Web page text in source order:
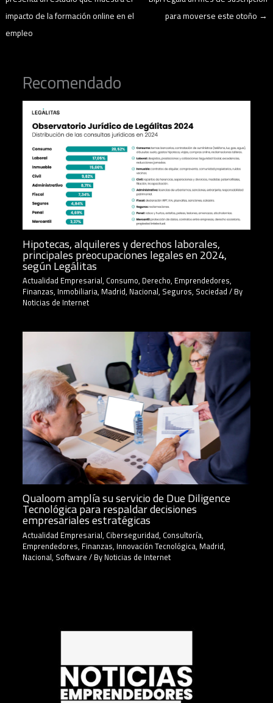
impacto de la formación online en el
empleo
para moverse este otoño →
Recomendado
Hipotecas, alquileres y derechos laborales,
principales preocupaciones legales en 2024,
según Legálitas
Actualidad Empresarial, Consumo, Derecho, Emprendedores,
Finanzas, Inmobiliaria, Madrid, Nacional, Seguros, Sociedad/ By
Noticias de Internet
Qualoom amplía su servicio de Due Diligence
Tecnológica para respaldar decisiones
empresariales estratégicas
Actualidad Empresarial, Ciberseguridad, Consultoría,
Emprendedores, Finanzas, Innovación Tecnológica, Madrid,
Nacional, Software/ ByNoticias de Internet